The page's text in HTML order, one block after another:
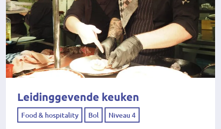
Leidinggevende keuken
Food & hospitality Bol Niveau 4